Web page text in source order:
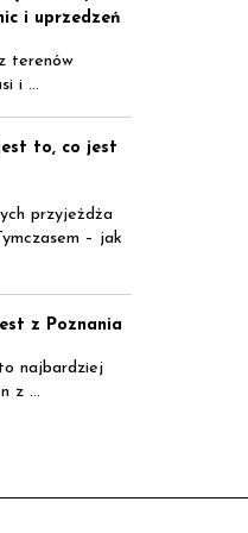
i uprzedzeń
terenów
i ...
to, co jest
przyjeżdża
– jak
z Poznania
najbardziej
z ...